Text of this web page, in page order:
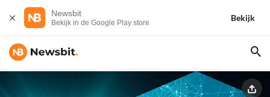
Newsbit
Bekijk in de Google Play store
Bekijk